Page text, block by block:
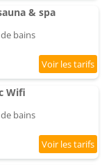
& spa
bains
Wifi
bains